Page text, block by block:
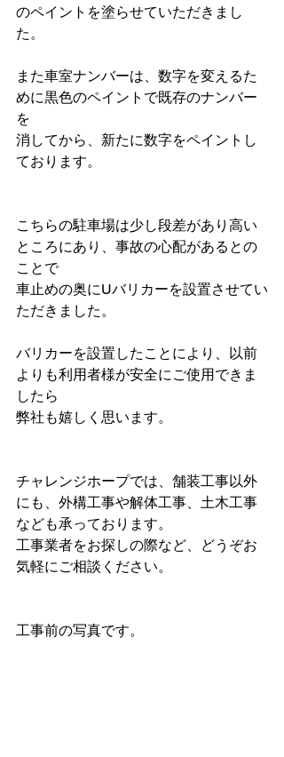
のペイントを塗らせていただきまし
た。
また車室ナンバーは、数字を変えるた
めに黒色のペイントで既存のナンバー
を
消してから、新たに数字をペイントし
ております。
こちらの駐車場は少し段差があり高い
ところにあり、事故の心配があるとの
ことで
車止めの奥にUバリカーを設置させてい
ただきました。
バリカーを設置したことにより、以前
よりも利用者様が安全にご使用できま
したら
弊社も嬉しく思います。
チャレンジホープでは、舗装工事以外
にも、外構工事や解体工事、土木工事
なども承っております。
工事業者をお探しの際など、どうぞお
気軽にご相談ください。
工事前の写真です。